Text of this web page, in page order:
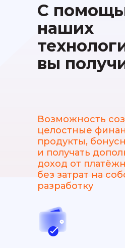
С
наших
вы
Возможность
целостные
продукты,
и получать
доход от
без затрат на
разработку